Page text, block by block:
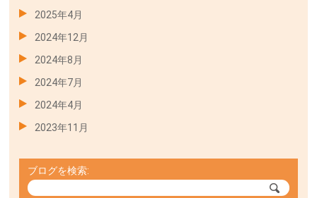
2025年4月
2024年12月
2024年8月
2024年7月
2024年4月
2023年11月
ブログを検索: